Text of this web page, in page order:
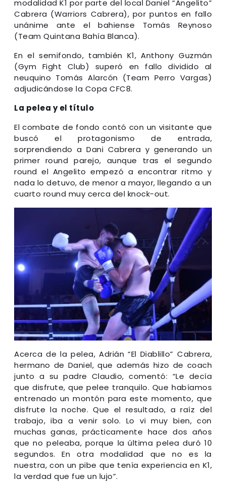
modalidad K1 por parte del local Daniel “Angelito”
Cabrera (Warriors Cabrera), por puntos en fallo
unánime ante el bahiense Tomás Reynoso
(Team Quintana Bahía Blanca).
En el semifondo, también K1, Anthony Guzmán
(Gym Fight Club) superó en fallo dividido al
neuquino Tomás Alarcón (Team Perro Vargas)
adjudicándose la Copa CFC8.
La pelea y el título
El combate de fondo contó con un visitante que
buscó el protagonismo de entrada,
sorprendiendo a Dani Cabrera y generando un
primer round parejo, aunque tras el segundo
round el Angelito empezó a encontrar ritmo y
nada lo detuvo, de menor a mayor, llegando a un
cuarto round muy cerca del knock-out.
Acerca de la pelea, Adrián “El Diablillo” Cabrera,
hermano de Daniel, que además hizo de coach
junto a su padre Claudio, comentó: “Le decía
que disfrute, que pelee tranquilo. Que habíamos
entrenado un montón para este momento, que
disfrute la noche. Que el resultado, a raíz del
trabajo, iba a venir solo. Lo vi muy bien, con
muchas ganas, prácticamente hace dos años
que no peleaba, porque la última pelea duró 10
segundos. En otra modalidad que no es la
nuestra, con un pibe que tenía experiencia en K1,
la verdad que fue un lujo”.